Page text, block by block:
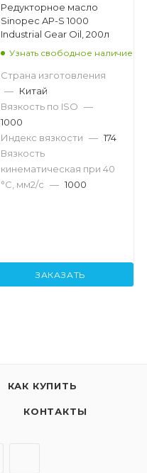
Редукторное масло
Sinopec AP-S 1000
Industrial Gear Oil, 200л
Узнать свободное наличие
Страна изготовления
— Китай
Вязкость по ISO —
1000
Индекс вязкости — 174
Вязкость
кинематическая при 40
°С, мм2/с — 1000
ЗАКАЗАТЬ
КАК КУПИТЬ
КОНТАКТЫ